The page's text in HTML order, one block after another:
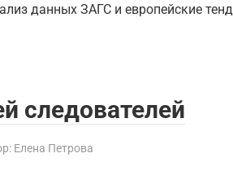
данных ЗАГС и европейские
следователей
Елена Петрова